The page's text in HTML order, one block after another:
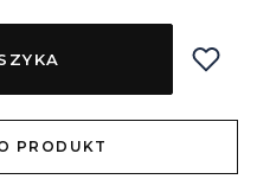
PRODUKT